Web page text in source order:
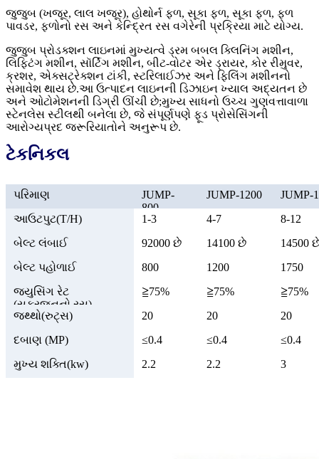
જુજુબ (ખજૂર, લાલ ખજૂર), હોથોર્ન ફળ, સૂકા ફળ, સૂકા ફળ, ફળ
પાવડર, ફળોનો રસ અને કેન્દ્રિત રસ વગેરેની પ્રક્રિયા માટે યોગ્ય.
જુજુબ પ્રોડક્શન લાઇનમાં મુખ્યત્વે ડ્રમ બબલ ક્લિનિંગ મશીન,
લિફ્ટિંગ મશીન, સૉર્ટિંગ મશીન, બીટ-વોટર એર ડ્રાયર, કોર રીમુવર,
ક્રશર, એક્સટ્રેક્શન ટાંકી, સ્ટરિલાઈઝર અને ફિલિંગ મશીનનો
સમાવેશ થાય છે.આ ઉત્પાદન લાઇનની ડિઝાઇન ખ્યાલ અદ્યતન છે
અને ઓટોમેશનની ડિગ્રી ઊંચી છે;મુખ્ય સાધનો ઉચ્ચ ગુણવત્તાવાળા
સ્ટેનલેસ સ્ટીલથી બનેલા છે, જે સંપૂર્ણપણે ફૂડ પ્રોસેસિંગની
આરોગ્યપ્રદ જરૂરિયાતોને અનુરૂપ છે.
ટેકનિકલ
પરિમાણ
JUMP-
800
JUMP-1200
JUMP-
આઉટપુટ(T/H)
1-3 4-7
8-12
બેલ્ટ લંબાઈ
92000 છે 14100 છે
14500
બેલ્ટ પહોળાઈ
800 1200
1750
જ્યુસિંગ રેટ
(સફરજનનો રસ)
≧75% ≧75%
≧75%
જથ્થો(રુટ્સ)
20 20
20
દબાણ (MP)
≤0.4 ≤0.4
≤0.4
મુખ્ય શક્તિ(kw)
2.2 2.2 3